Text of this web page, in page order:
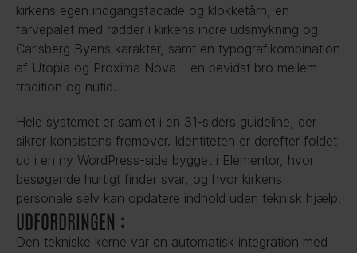
kirkens egen indgangsfacade og klokketårn, en
farvepalet med rødder i kirkens indre udsmykning og
Carlsberg Byens karakter, samt en typografikombination
af Utopia og Proxima Nova – en bevidst bro mellem
tradition og nutid.
Hele systemet er samlet i en 31-siders guideline, der
sikrer konsistens fremover. Identiteten er derefter foldet
ud i en ny WordPress-side bygget i Elementor, hvor
besøgende hurtigt finder svar, og hvor kirkens
personale selv kan opdatere indhold uden teknisk hjælp.
UDFORDRINGEN :
Den tekniske kerne var en automatisk integration med